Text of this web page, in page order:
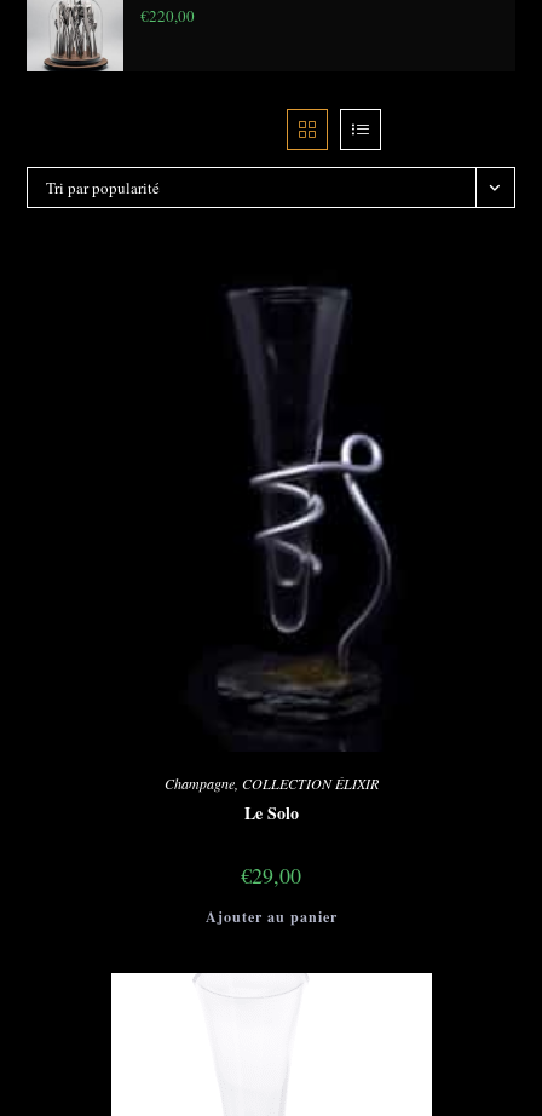
€220,00
Tri par popularité
Champagne, COLLECTION ÉLIXIR
Le Solo
€29,00
Ajouter au panier